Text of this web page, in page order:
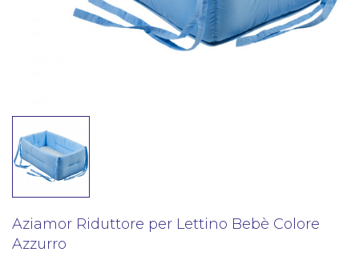
Aziamor Riduttore per Lettino Bebè Colore
Azzurro